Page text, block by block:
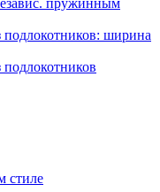
пружинным
подлокотников: ширина
подлокотников
стиле